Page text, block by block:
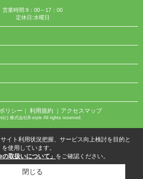
営業時間:9：00～17：00
定休日:水曜日
リシー ｜ 利用規約 ｜アクセスマップ
株式会社B-style All rights reserved.
イト利用状況把握、サービス向上検討を目的と
使用しています。
の取扱いについて」 をご確認ください。
閉じる